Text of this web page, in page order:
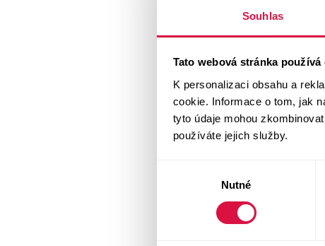
Souhlas
Tato webová stránka používá
K personalizaci obsahu a
cookie. Informace o tom, jak
tyto údaje mohou
používáte jejich služby.
Nutné